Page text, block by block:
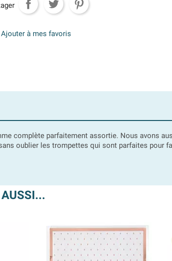
Ajouter à mes favoris
complète parfaitement assortie. Nous avons
oublier les trompettes qui sont parfaites pour